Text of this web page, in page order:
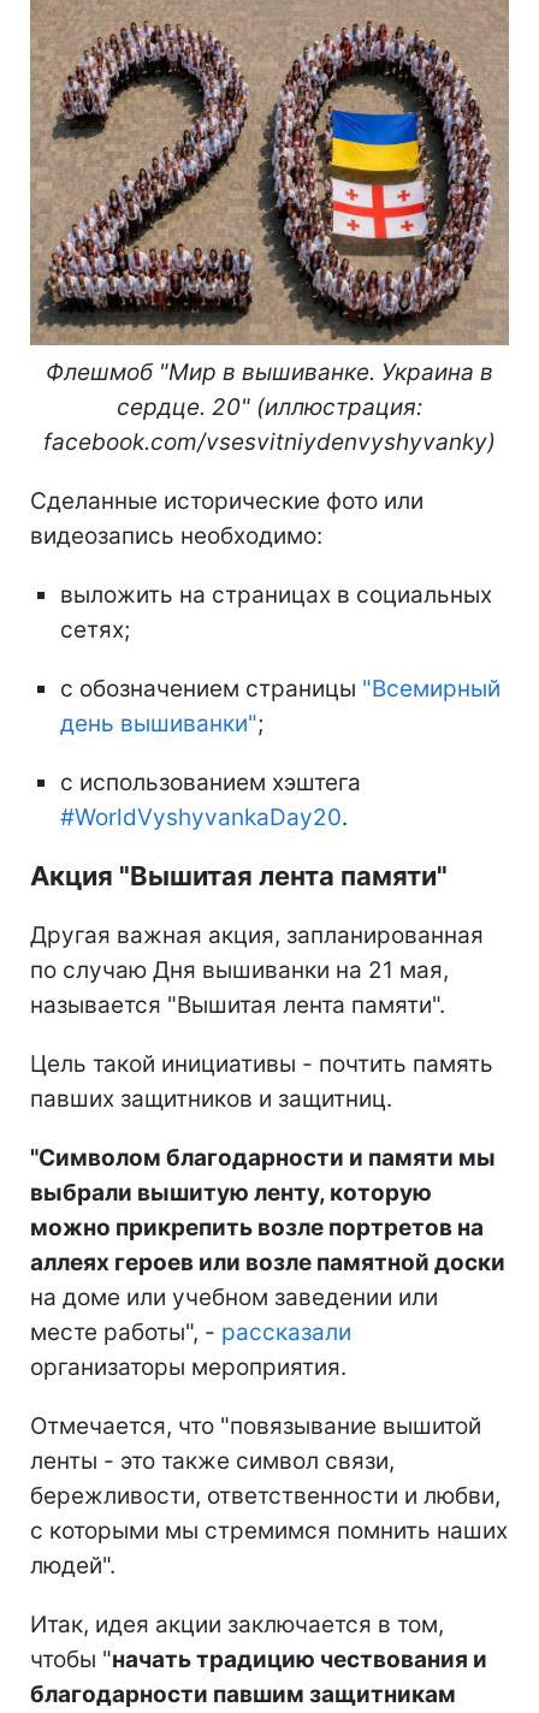
Флешмоб "Мир в вышиванке. Украина в
сердце. 20" (иллюстрация:
facebook.com/vsesvitniydenvyshyvanky)
Сделанные исторические фото или
видеозапись необходимо:
выложить на страницах в социальных
сетях;
с обозначением страницы "Всемирный
день вышиванки";
с использованием хэштега
#WorldVyshyvankaDay20.
Акция "Вышитая лента памяти"
Другая важная акция, запланированная
по случаю Дня вышиванки на 21 мая,
называется "Вышитая лента памяти".
Цель такой инициативы - почтить память
павших защитников и защитниц.
"Символом благодарности и памяти мы
выбрали вышитую ленту, которую
можно прикрепить возле портретов на
аллеях героев или возле памятной доски
на доме или учебном заведении или
месте работы", - рассказали
организаторы мероприятия.
Отмечается, что "повязывание вышитой
ленты - это также символ связи,
бережливости, ответственности и любви,
с которыми мы стремимся помнить наших
людей".
Итак, идея акции заключается в том,
чтобы "начать традицию чествования и
благодарности павшим защитникам